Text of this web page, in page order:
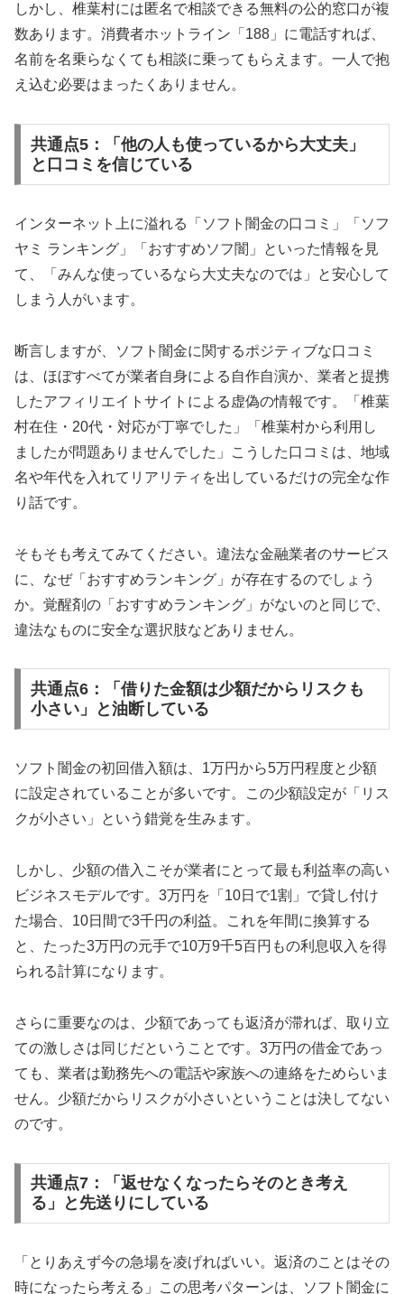
しかし、椎葉村には匿名で相談できる無料の公的窓口が複
数あります。消費者ホットライン「188」に電話すれば、
名前を名乗らなくても相談に乗ってもらえます。一人で抱
え込む必要はまったくありません。
共通点5：「他の人も使っているから大丈夫」
と口コミを信じている
インターネット上に溢れる「ソフト闇金の口コミ」「ソフ
ヤミ ランキング」「おすすめソフ闇」といった情報を見
て、「みんな使っているなら大丈夫なのでは」と安心して
しまう人がいます。
断言しますが、ソフト闇金に関するポジティブな口コミ
は、ほぼすべてが業者自身による自作自演か、業者と提携
したアフィリエイトサイトによる虚偽の情報です。「椎葉
村在住・20代・対応が丁寧でした」「椎葉村から利用し
ましたが問題ありませんでした」こうした口コミは、地域
名や年代を入れてリアリティを出しているだけの完全な作
り話です。
そもそも考えてみてください。違法な金融業者のサービス
に、なぜ「おすすめランキング」が存在するのでしょう
か。覚醒剤の「おすすめランキング」がないのと同じで、
違法なものに安全な選択肢などありません。
共通点6：「借りた金額は少額だからリスクも
小さい」と油断している
ソフト闇金の初回借入額は、1万円から5万円程度と少額
に設定されていることが多いです。この少額設定が「リス
クが小さい」という錯覚を生みます。
しかし、少額の借入こそが業者にとって最も利益率の高い
ビジネスモデルです。3万円を「10日で1割」で貸し付け
た場合、10日間で3千円の利益。これを年間に換算する
と、たった3万円の元手で10万9千5百円もの利息収入を得
られる計算になります。
さらに重要なのは、少額であっても返済が滞れば、取り立
ての激しさは同じだということです。3万円の借金であっ
ても、業者は勤務先への電話や家族への連絡をためらいま
せん。少額だからリスクが小さいということは決してない
のです。
共通点7：「返せなくなったらそのとき考え
る」と先送りにしている
「とりあえず今の急場を凌げればいい。返済のことはその
時になったら考える」この思考パターンは、ソフト闇金に